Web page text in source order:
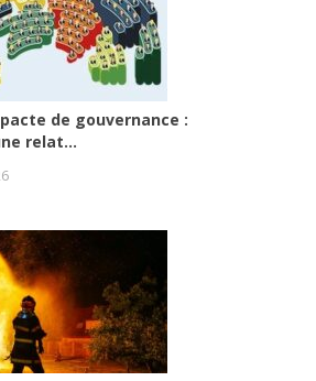
de gouvernance :
relat...